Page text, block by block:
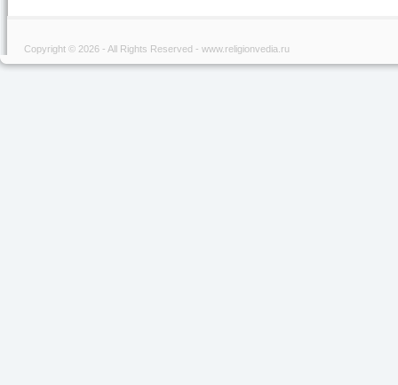
Copyright © 2026 - All Rights Reserved - www.religionvedia.ru